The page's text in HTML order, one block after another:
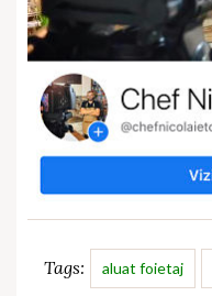
Tags: aluat foietaj